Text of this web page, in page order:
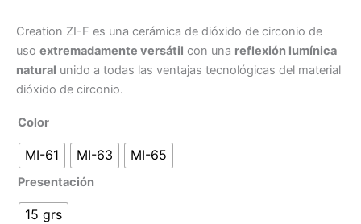
Creation ZI-F es una cerámica de dióxido de circonio de
uso extremadamente versátil con una reflexión lumínica
natural unido a todas las ventajas tecnológicas del material
dióxido de circonio.
Color
MI-61 MI-63 MI-65
Presentación
15 grs